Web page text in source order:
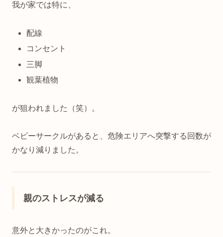
我が家では特に、
配線
コンセント
三脚
観葉植物
が狙われました（笑）。
ベビーサークルがあると、危険エリアへ突撃する回数が
かなり減りました。
親のストレスが減る
意外と大きかったのがこれ。